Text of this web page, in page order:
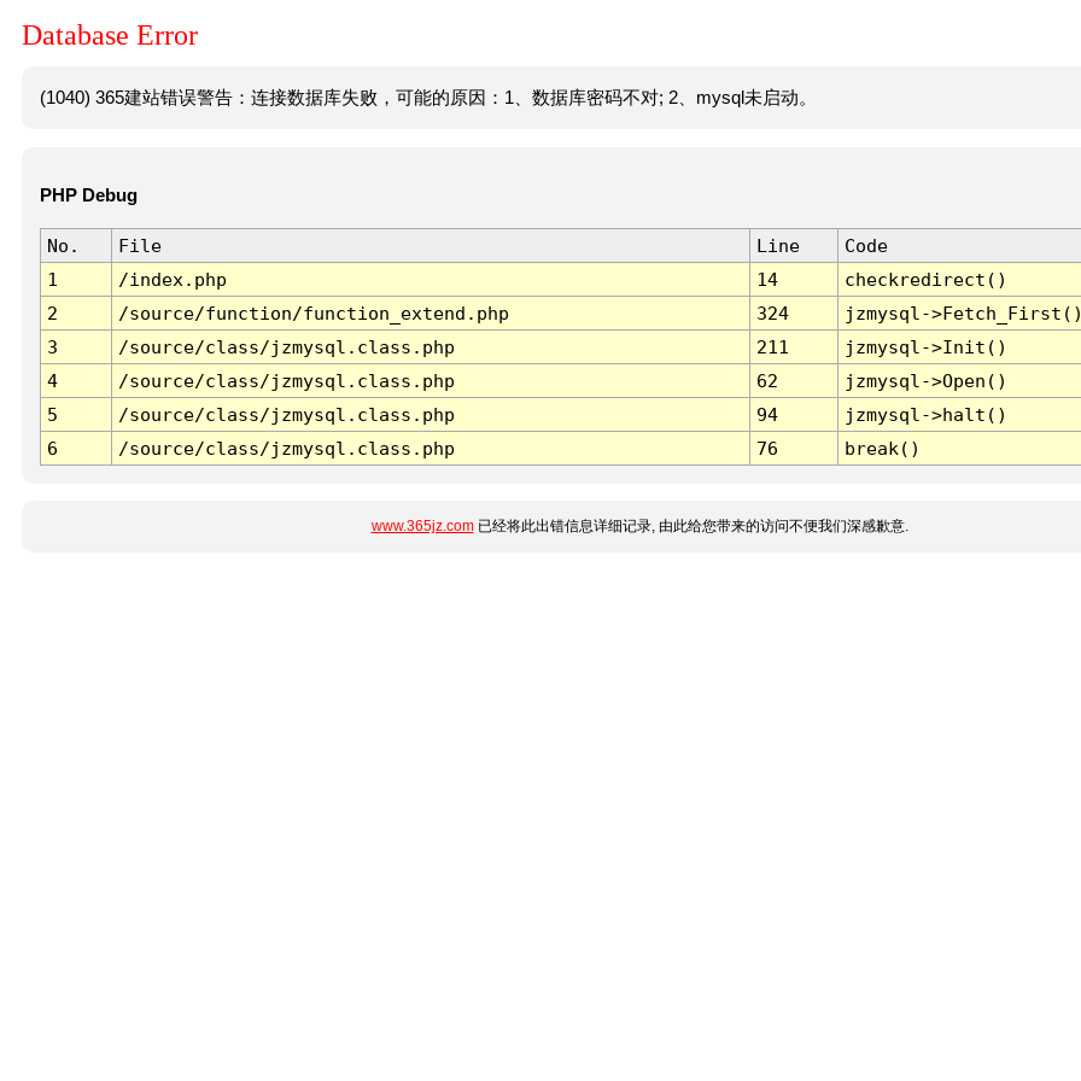
Database Error
(1040) 365建站错误警告：连接数据库失败，可能的原因：1、数据库密码不对; 2、mysql未启动。
PHP Debug
No. File Line
Code
1
/index.php 14
checkredirect()
2
/source/function/function_extend.php 324
jzmysql-
3
/source/class/jzmysql.class.php 211
jzmysql->Init()
4
/source/class/jzmysql.class.php 62
jzmysql->Open()
5
/source/class/jzmysql.class.php 94
jzmysql->halt()
6
/source/class/jzmysql.class.php 76 break()
www.365jz.com已经将此出错信息详细记录, 由此给您带来的访问不便我们深感歉意.